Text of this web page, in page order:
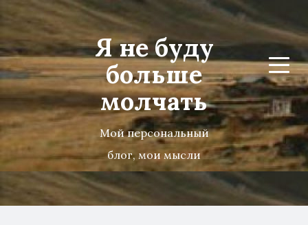
Я не буду
больше
молчать
Мой персональный
блог, мои мысли
Menu